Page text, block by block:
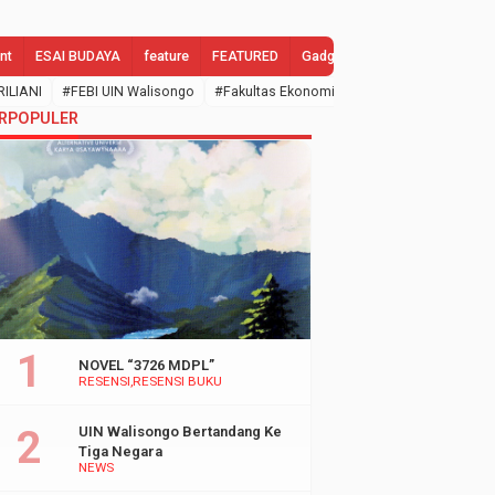
ESAI BUDAYA feature FEATURED Gadgets
#FEBI UIN Walisongo #Fakultas Ekonomi dan Bisnis Islam
RESENSI RESENSI BUKU
NOVEL “3726 MDPL”
NEWS
UIN Walisongo Bertandang Ke
Tiga Negara